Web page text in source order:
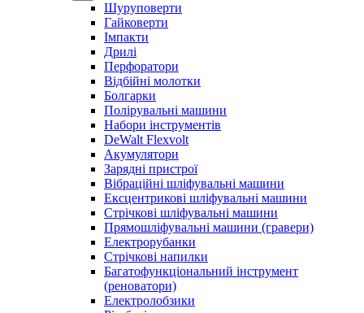
Шуруповерти
Гайковерти
Імпакти
Дрилі
Перфоратори
Відбійні молотки
Болгарки
Полірувальні машини
Набори інструментів
DeWalt Flexvolt
Акумулятори
Зарядні пристрої
Вібраційні шліфувальні машини
Ексцентрикові шліфувальні машини
Стрічкові шліфувальні машини
Прямошліфувальні машини (гравери)
Електрорубанки
Стрічкові напилки
Багатофункціональний інструмент
(реноватори)
Електролобзики